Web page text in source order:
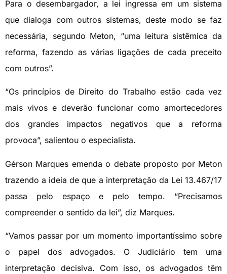
Para o desembargador, a lei ingressa em um sistema
que dialoga com outros sistemas, deste modo se faz
necessária, segundo Meton, “uma leitura sistêmica da
reforma, fazendo as várias ligações de cada preceito
com outros”.
“Os princípios de Direito do Trabalho estão cada vez
mais vivos e deverão funcionar como amortecedores
dos grandes impactos negativos que a reforma
provoca”, salientou o especialista.
Gérson Marques emenda o debate proposto por Meton
trazendo a ideia de que a interpretação da Lei 13.467/17
passa pelo espaço e pelo tempo. “Precisamos
compreender o sentido da lei”, diz Marques.
“Vamos passar por um momento importantíssimo sobre
o papel dos advogados. O Judiciário tem uma
interpretação decisiva. Com isso, os advogados têm